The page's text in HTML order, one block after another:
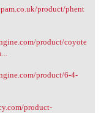
product/phent
product/coyote
product/6-4-
product-